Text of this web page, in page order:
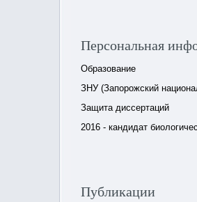
Персональная
Образование
ЗНУ (Запорожский
Защита диссертаций
2016 - кандидат
Публикации